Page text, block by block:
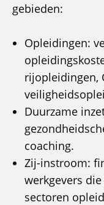
gebieden:
Opleidingen:
rijopleidingen,
Duurzame
coaching.
Zij-instroom:
werkgevers
sectoren